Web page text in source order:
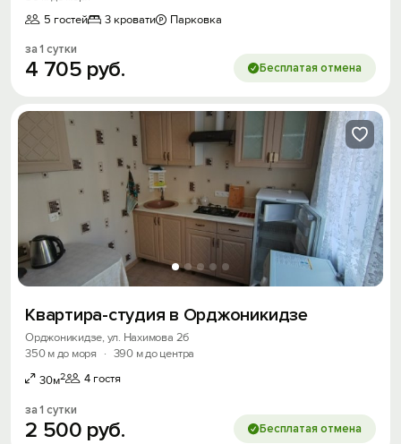
5 гостей
3 кровати Парковка
за 1 сутки
4 705 руб. Бесплатая отмена
Квартира-студия в Орджоникидзе
Орджоникидзе, ул. Нахимова 2б
350 м до моря
· 390 м до центра
30м2 4 гостя
за 1 сутки
2 500 руб. Бесплатая отмена